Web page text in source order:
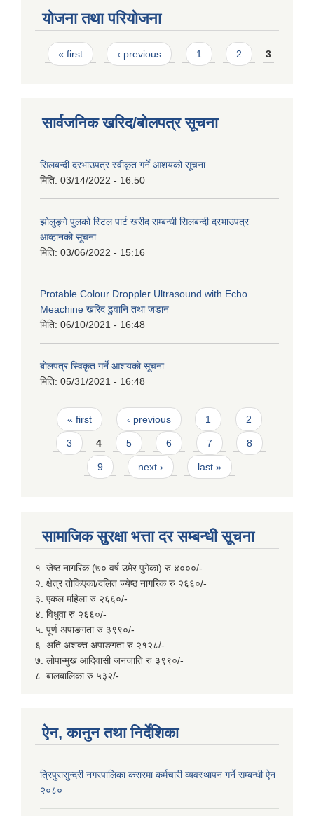
योजना तथा परियोजना
Pages
« first ‹ previous 1 2 3
सार्वजनिक खरिद/बोलपत्र सूचना
सिलबन्दी दरभाउपत्र स्वीकृत गर्ने आशयको सूचना
मिति: 03/14/2022 - 16:50
झोलुङ्गे पुलको स्टिल पार्ट खरीद सम्बन्धी सिलबन्दी दरभाउपत्र
आव्हानको सूचना
मिति: 03/06/2022 - 15:16
Protable Colour Droppler Ultrasound with Echo
Meachine खरिद ढुवानि तथा जडान
मिति: 06/10/2021 - 16:48
बाेलपत्र स्विकृत गर्ने आशयकाे सूचना
मिति: 05/31/2021 - 16:48
Pages
« first ‹ previous 1 2
3 4 5 6 7 8
9 next › last »
सामाजिक सुरक्षा भत्ता दर सम्बन्धी सूचना
१. जेष्ठ नागरिक (७० वर्ष उमेर पुगेका) रु ४०००/-
२. क्षेत्र तोकिएका/दलित ज्येष्ठ नागरिक रु २६६०/-
३. एकल महिला रु २६६०/-
४. विधुवा रु २६६०/-
५. पूर्ण अपाङगता रु ३९९०/-
६. अति अशक्त अपाङगता रु २१२८/-
७. लोपान्मुख आदिवासी जनजाति रु ३९९०/-
८. बालबालिका रु ५३२/-
ऐन, कानुन तथा निर्देशिका
त्रिपुरासुन्दरी नगरपालिका करारमा कर्मचारी व्यवस्थापन गर्ने सम्बन्धी ऐन
२०८०